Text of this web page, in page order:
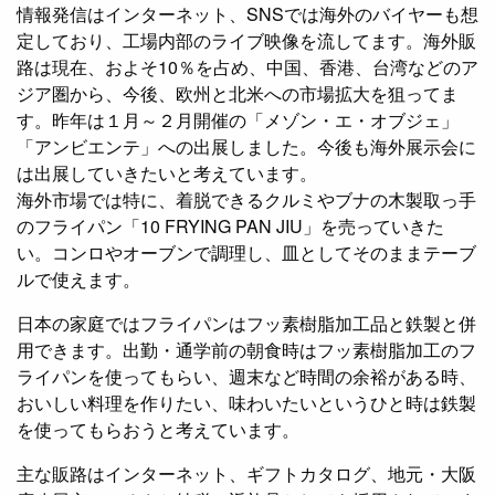
情報発信はインターネット、SNSでは海外のバイヤーも想
定しており、工場内部のライブ映像を流してます。海外販
路は現在、およそ10％を占め、中国、香港、台湾などのア
ジア圏から、今後、欧州と北米への市場拡大を狙ってま
す。昨年は１月～２月開催の「メゾン・エ・オブジェ」
「アンビエンテ」への出展しました。今後も海外展示会に
は出展していきたいと考えています。
海外市場では特に、着脱できるクルミやブナの木製取っ手
のフライパン「10 FRYING PAN JIU」を売っていきた
い。コンロやオーブンで調理し、皿としてそのままテーブ
ルで使えます。
日本の家庭ではフライパンはフッ素樹脂加工品と鉄製と併
用できます。出勤・通学前の朝食時はフッ素樹脂加工のフ
ライパンを使ってもらい、週末など時間の余裕がある時、
おいしい料理を作りたい、味わいたいというひと時は鉄製
を使ってもらおうと考えています。
主な販路はインターネット、ギフトカタログ、地元・大阪